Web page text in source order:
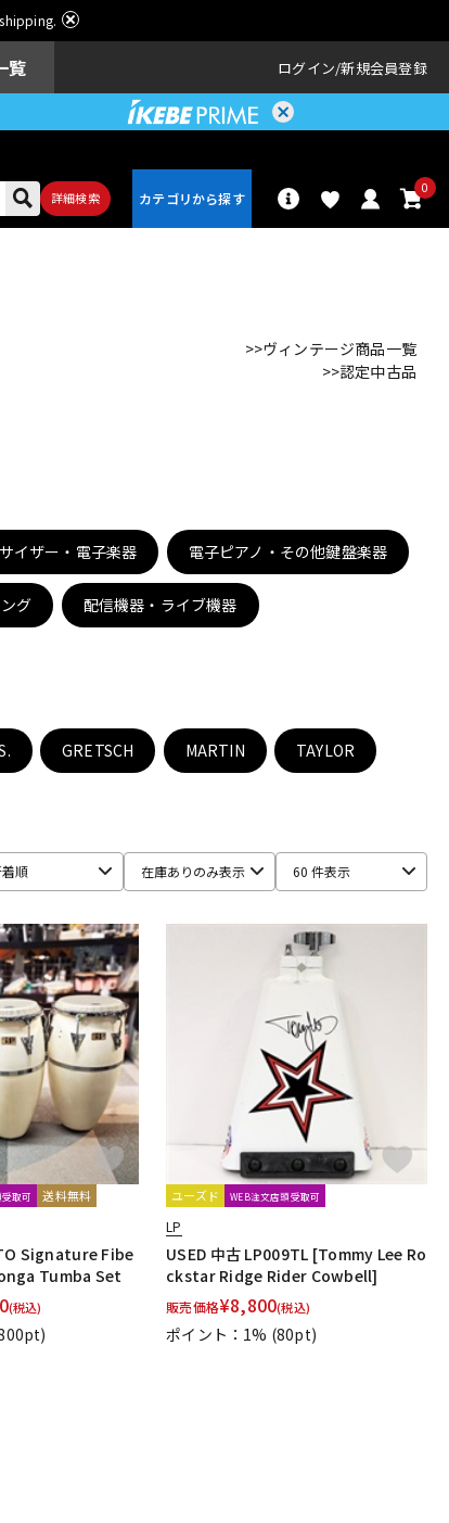
覧 ログイン 新規会員登録
詳細検索
0
>>ヴィンテージ商品一覧
>>認定中古品
イザー・電子楽器 電子ピアノ・その他鍵盤楽器
グ 配信機器・ライブ機器
GRETSCH MARTIN TAYLOR
順 在庫ありのみ表示 60 件表示
取可 送料無料
Signature Fibe
Tumba Set
(税込)
ユーズド WEB注文店頭受取可
LP
USED 中古 LP009TL [Tommy Lee Ro
ckstar Ridge Rider Cowbell]
販売価格¥8,800(税込)
ポイント：1% (80pt)